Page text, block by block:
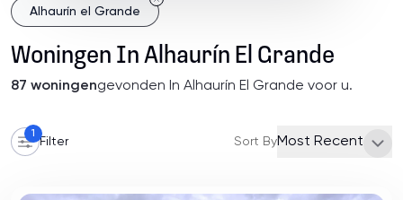
Alhaurín el Grande
Woningen In Alhaurín El Grande
87 woningengevonden In Alhaurín El Grande voor u.
1
Filter Sort ByMost Recent